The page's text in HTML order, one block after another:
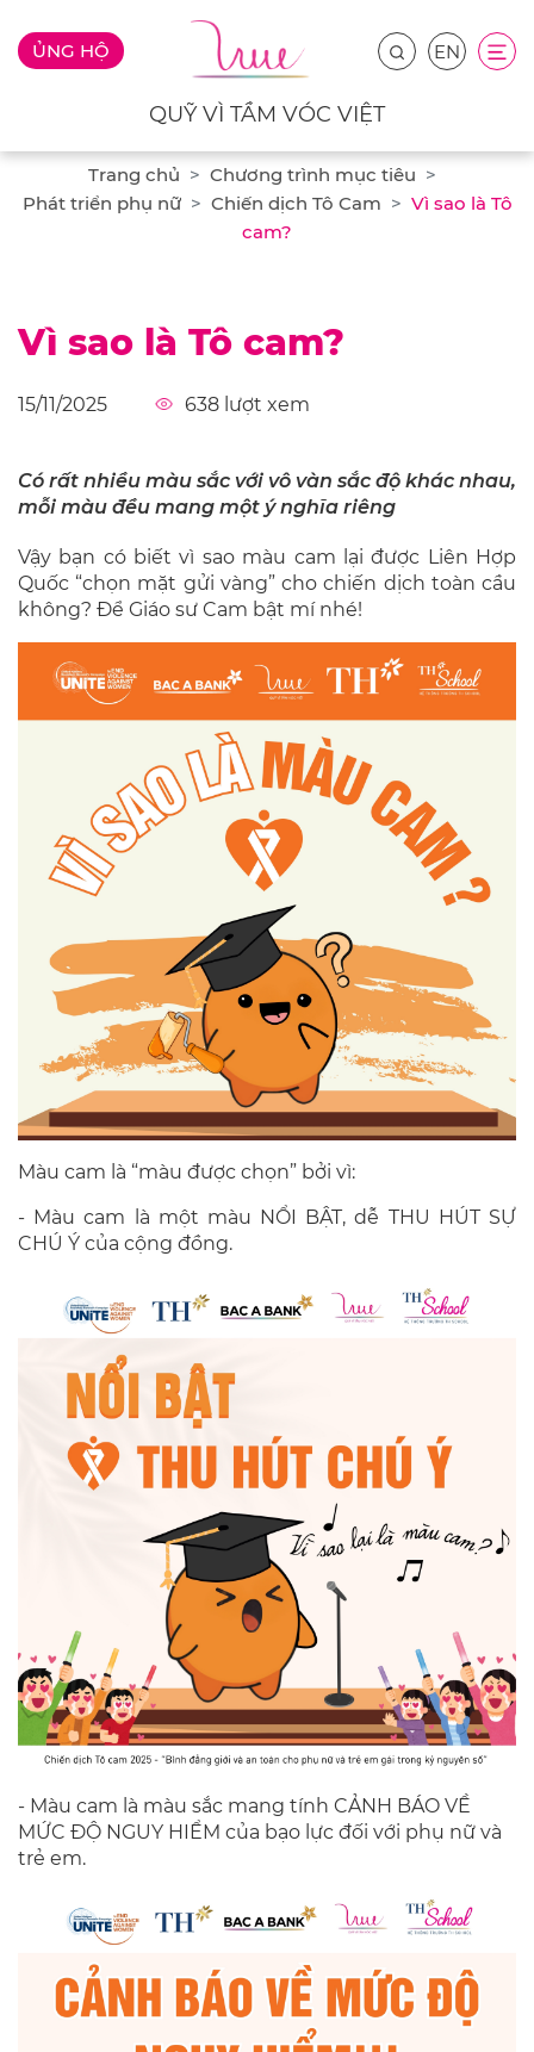
ỦNG HỘ EN
QUỸ VÌ TẦM VÓC VIỆT
Trang chủ
Chương trình mục tiêu
Phát triển phụ nữ
Chiến dịch Tô Cam
Vì sao là Tô
cam?
Vì sao là Tô cam?
15/11/2025 638 lượt xem
Có rất nhiều màu sắc với vô vàn sắc độ khác nhau,
mỗi màu đều mang một ý nghĩa riêng
Vậy bạn có biết vì sao màu cam lại được Liên Hợp
Quốc “chọn mặt gửi vàng” cho chiến dịch toàn cầu
không? Để Giáo sư Cam bật mí nhé!
Màu cam là “màu được chọn” bởi vì:
- Màu cam là một màu NỔI BẬT, dễ THU HÚT SỰ
CHÚ Ý của cộng đồng.
- Màu cam là màu sắc mang tính CẢNH BÁO VỀ
MỨC ĐỘ NGUY HIỂM của bạo lực đối với phụ nữ và
trẻ em.